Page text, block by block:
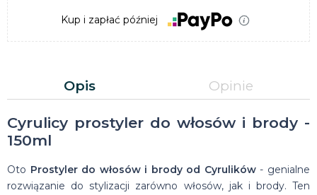
Kup i zapłać później
Opis Opinie
Cyrulicy prostyler do włosów i brody -
150ml
Oto Prostyler do włosów i brody od Cyrulików- genialne
rozwiązanie do stylizacji zarówno włosów, jak i brody. Ten